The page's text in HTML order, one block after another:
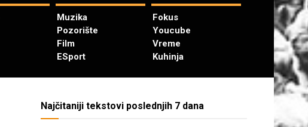
Muzika
Pozorište
Film
ESport
Fokus
Youcube
Vreme
Kuhinja
Najčitaniji tekstovi poslednjih 7 dana